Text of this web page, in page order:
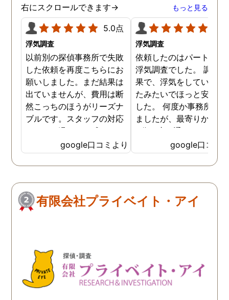
右にスクロールできます→ もっと見る
5.0点
浮気調査
以前別の探偵事務所で失敗
した依頼を再度こちらにお
願いしました。まだ結果は
出ていませんが、費用は断
然こっちのほうがリーズナ
ブルです。スタッフの対応
なんかも温かみを感じま
す。はじめからこちらにす
ればよかったです😢 …
google口コミより
浮気調査
依頼したのはパートナー
浮気調査でした。 調査
果で、浮気をしていなか
たみたいでほっと安心し
した。 何度か事務所に
ましたが、最寄りから徒
3分程度で通いやすかっ
google口コミ
有限会社プライベイト・アイ